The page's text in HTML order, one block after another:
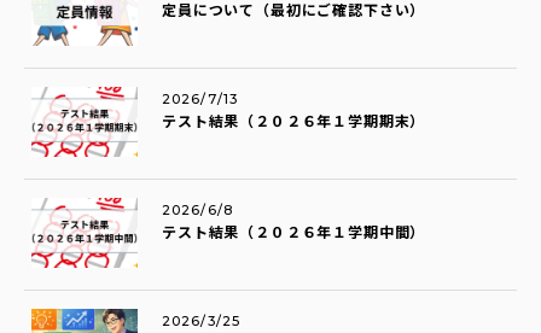
定員について（最初にご確認下さい）
テスト結果（２０２６年１学期期末）
2026/7/13
テスト結果（２０２６年１学期中間）
2026/6/8
2026/3/25